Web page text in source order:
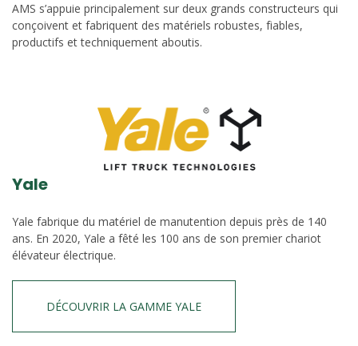
AMS s’appuie principalement sur deux grands constructeurs qui
conçoivent et fabriquent des matériels robustes, fiables,
productifs et techniquement aboutis.
Yale
Yale fabrique du matériel de manutention depuis près de 140
ans. En 2020, Yale a fêté les 100 ans de son premier chariot
élévateur électrique.
DÉCOUVRIR LA GAMME YALE